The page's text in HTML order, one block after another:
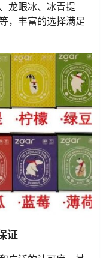
龙眼冰、冰青提
，丰富的选择满足
证